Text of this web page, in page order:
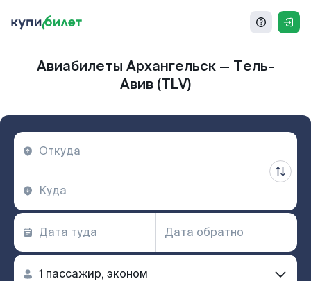
Авиабилеты Архангельск — Тель-
Авив (TLV)